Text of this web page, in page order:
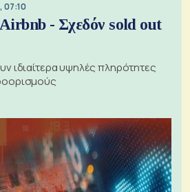
07:10
- Σχεδόν sold out
ιδιαίτερα υψηλές πληρότητες